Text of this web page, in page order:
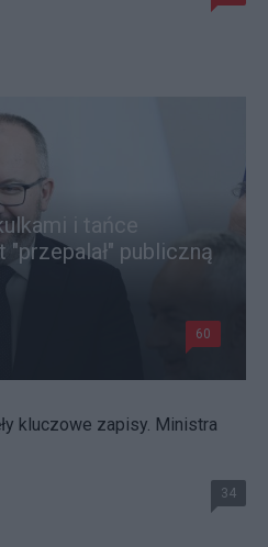
i tańce
"przepalał" publiczną
60
kluczowe zapisy. Ministra
34